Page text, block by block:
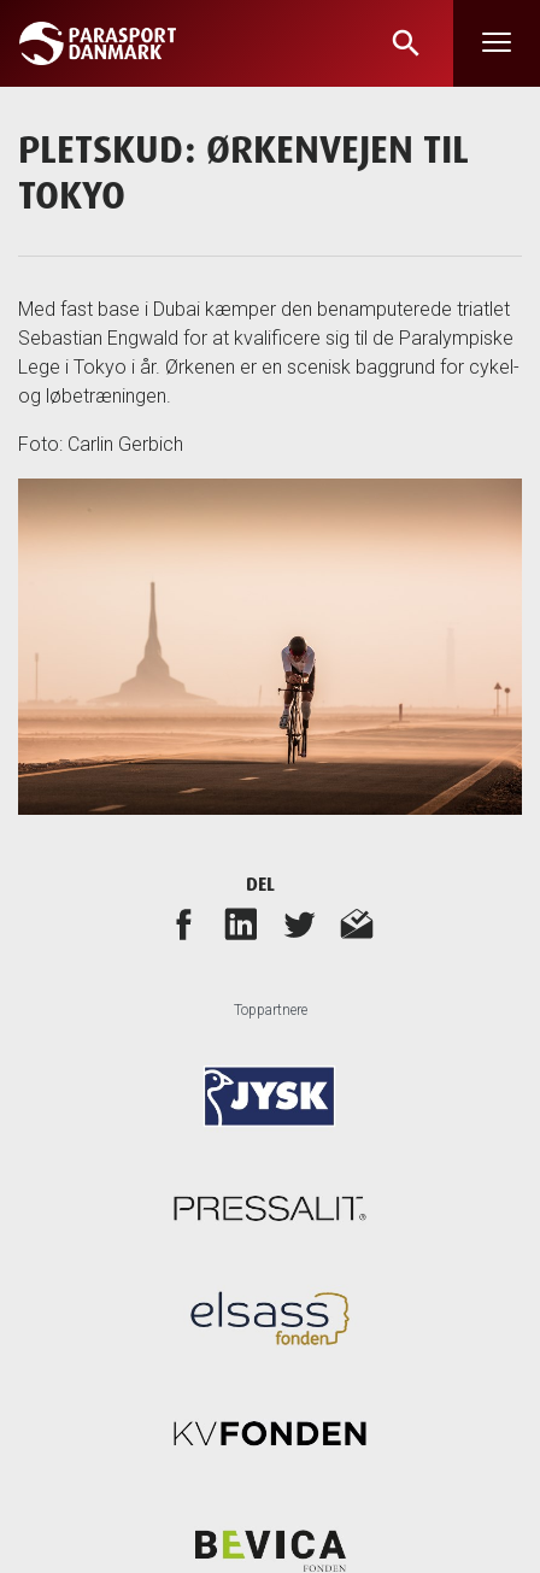
Skip
to
content
search
Toppartnere
PLETSKUD: ØRKENVEJEN TIL
TOKYO
Med fast base i Dubai kæmper den benamputerede triatlet
Sebastian Engwald for at kvalificere sig til de Paralympiske
Lege i Tokyo i år. Ørkenen er en scenisk baggrund for cykel-
og løbetræningen.
Foto: Carlin Gerbich
DEL